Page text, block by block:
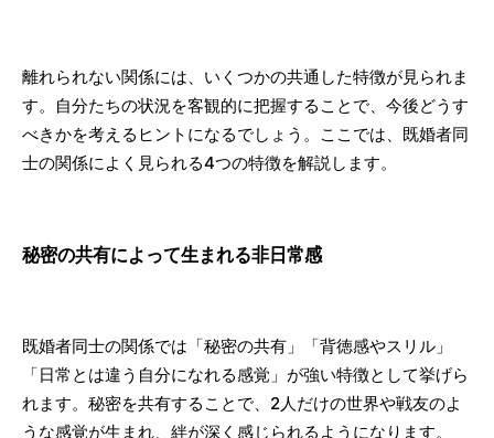
離れられない関係には、いくつかの共通した特徴が見られま
す。自分たちの状況を客観的に把握することで、今後どうす
べきかを考えるヒントになるでしょう。ここでは、既婚者同
士の関係によく見られる4つの特徴を解説します。
秘密の共有によって生まれる非日常感
既婚者同士の関係では「秘密の共有」「背徳感やスリル」
「日常とは違う自分になれる感覚」が強い特徴として挙げら
れます。秘密を共有することで、2人だけの世界や戦友のよ
うな感覚が生まれ、絆が深く感じられるようになります。